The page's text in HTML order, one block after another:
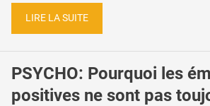
LIRE LA SUITE
PSYCHO: Pourquoi les
positives ne sont pas